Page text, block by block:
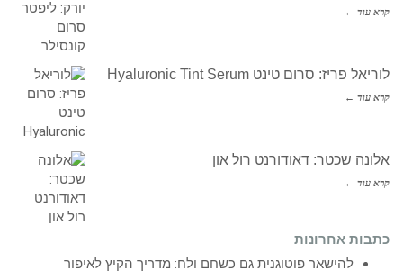
קרא עוד ←
לוריאל פריז: סרום טינט Hyaluronic Tint Serum
קרא עוד ←
אלונה שכטר: דאודורנט רול און
קרא עוד ←
כתבות אחרונות
להישאר פוטוגנית גם כשחם ולח: מדריך הקיץ לאיפור